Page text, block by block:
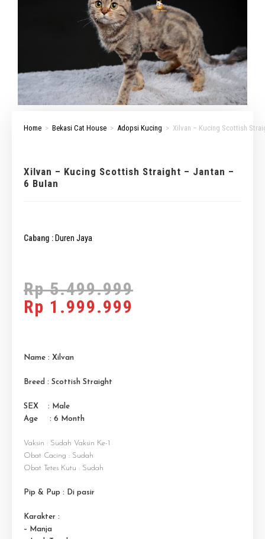
Home > Bekasi Cat House > Adopsi Kucing > Xilvan – Kucing Scottish
Xilvan – Kucing Scottish Straight – Jantan –
6 Bulan
Cabang :Duren Jaya
Rp5.499.999
Rp 1.999.999
Name : Xilvan
Breed : Scottish Straight
SEX : Male
Age : 6 Month
Vaksin : Sudah Vaksin Ke-1
Obat Cacing : Sudah
Obat Tetes Kutu : Sudah
Pip & Pup : Di pasir
Karakter :
– Manja